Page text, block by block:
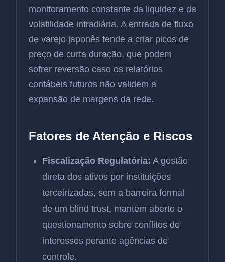
monitoramento constante da liquidez e da
volatilidade intradiária. A entrada de fluxo
de varejo japonês tende a criar picos de
preço de curta duração, que podem
sofrer reversão caso os relatórios
contábeis futuros não validem a
expansão de margens da rede.
Fatores de Atenção e Riscos
Fiscalização Regulatória: A gestão
direta dos ativos por instituições
terceirizadas, sem a barreira formal
de um blind trust, mantém aberto o
questionamento sobre conflitos de
interesses perante agências de
controle.